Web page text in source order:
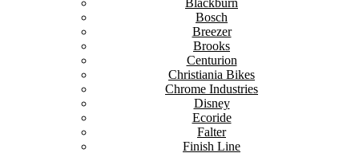
Blackburn
Bosch
Breezer
Brooks
Centurion
Christiania Bikes
Chrome Industries
Disney
Ecoride
Falter
Finish Line